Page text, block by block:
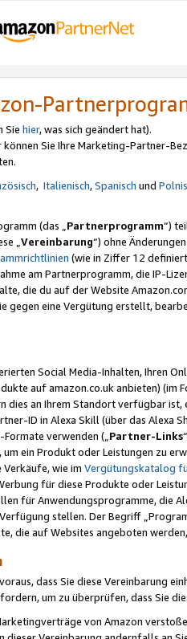
Sie hier, was sich geändert hat).
können Sie Ihre Marketing-Partner-
, Italienisch,Spanisch und
(das „Partnerprogramm“)
„Vereinbarung“) ohne
(wie in Ziffer 12
am Partnerprogramm, die IP-
die du auf der Website
gegen eine Vergütung erstellt,
Social Media-Inhalten, Ihren
auf amazon.co.uk anbieten) (im
dies an Ihrem Standort verfügbar ist,
ID in Alexa Skill (über das Alexa
verwenden („ Partner-Links
ein Produkt oder Leistungen zu
wie im Vergütungskatalog
für diese Produkte oder
für Anwendungsprogramme, die
stellen. Der Begriff
die auf Websites angeboten
dass Sie diese Vereinbarung
um zu überprüfen, dass Sie
von Amazon